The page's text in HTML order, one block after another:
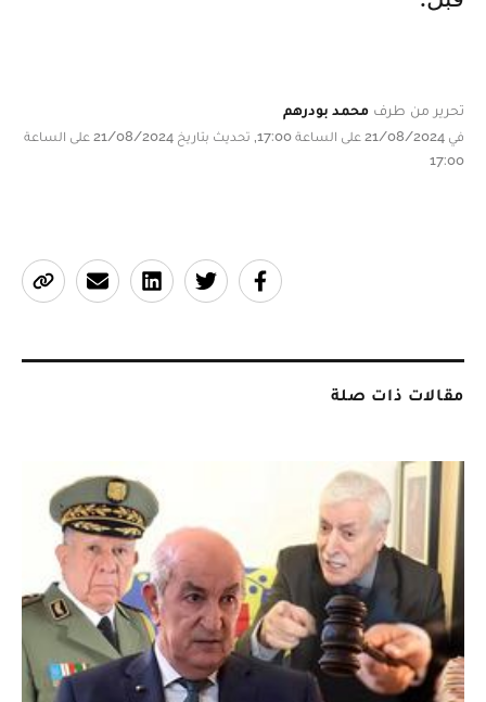
تحرير من طرف محمد بودرهم
في 21/08/2024 على الساعة 17:00, تحديث بتاريخ 21/08/2024 على الساعة
17:00
مقالات ذات صلة